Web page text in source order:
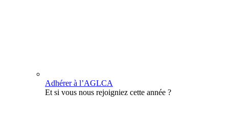
Adhérer à l’AGLCA
Et si vous nous rejoigniez cette année ?